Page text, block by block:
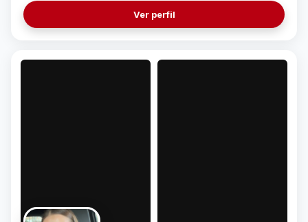
y la belleza y la moda están presente en mi día a día.
Creo que podría sacar mucho partido a diferentes
Ver perfil